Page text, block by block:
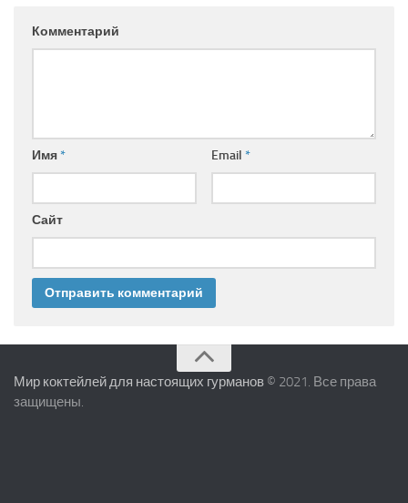
Комментарий
Имя* Email *
Сайт
Мир коктейлей для настоящих гурманов © 2021. Все права
защищены.